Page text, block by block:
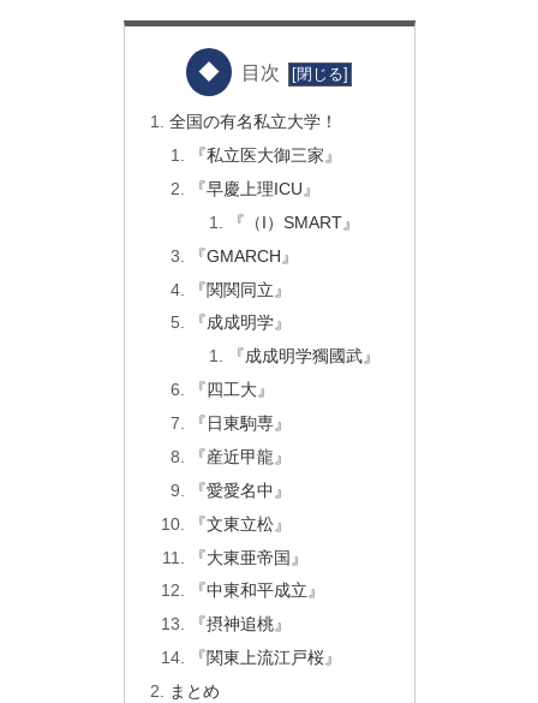
目次
全国の有名私立大学！
『私立医大御三家』
『早慶上理ICU』
『（I）SMART』
『GMARCH』
『関関同立』
『成成明学』
『成成明学獨國武』
『四工大』
『日東駒専』
『産近甲龍』
『愛愛名中』
『文東立松』
『大東亜帝国』
『中東和平成立』
『摂神追桃』
『関東上流江戸桜』
まとめ